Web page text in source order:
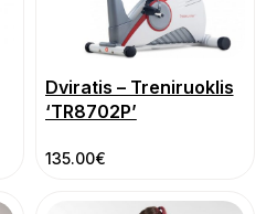
Dviratis – Treniruoklis
‘TR8702P’
135.00€